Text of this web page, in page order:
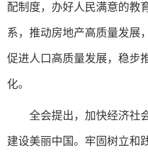
配制度，办好人民满意的教
系，推动房地产高质量发展
促进人口高质量发展，稳步
化。
全会提出，加快经济社会
建设美丽中国。牢固树立和